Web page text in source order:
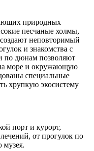
природных
песчаные холмы,
неповторимый
и знакомства с
по дюнам позволяют
море и окружающую
специальные
хрупкую экосистему
порт и курорт,
от прогулок по
музея.